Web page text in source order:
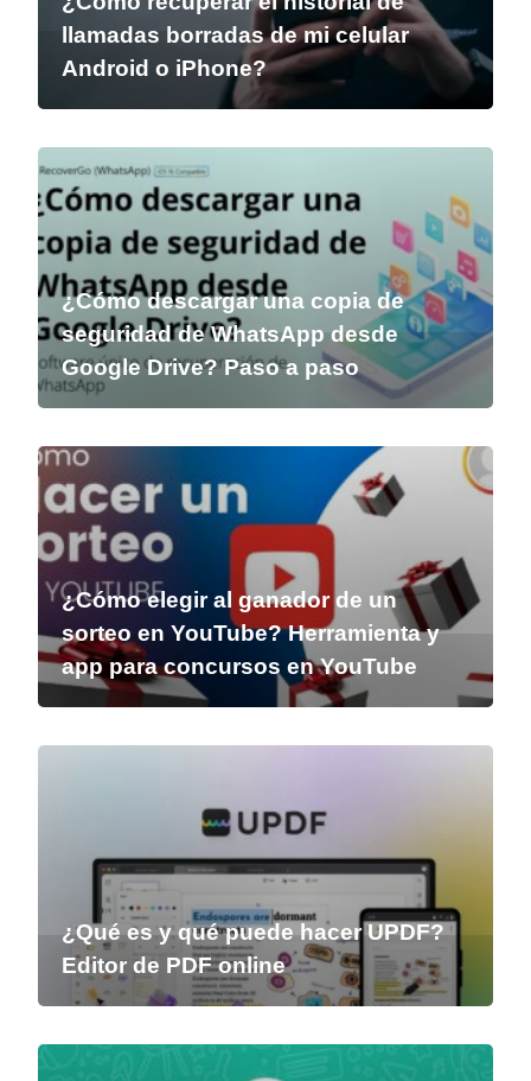
llamadas borradas de mi celular
Android o iPhone?
¿Cómo descargar una copia de
seguridad de WhatsApp desde
Google Drive? Paso a paso
¿Cómo elegir al ganador de un
sorteo en YouTube? Herramienta y
app para concursos en YouTube
¿Qué es y qué puede hacer UPDF?
Editor de PDF online